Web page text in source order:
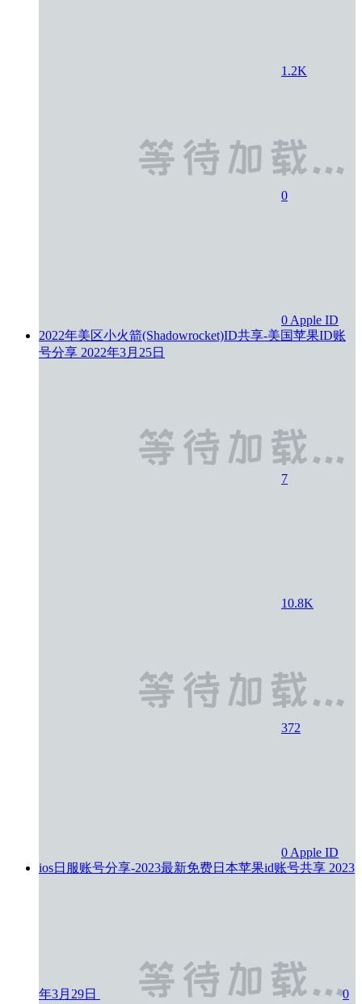
1.2K
0
0 Apple ID
2022年美区小火箭(Shadowrocket)ID共享-美国苹果ID账
号分享 2022年3月25日
7
10.8K
372
0 Apple ID
ios日服账号分享-2023最新免费日本苹果id账号共享 2023
年3月29日 0